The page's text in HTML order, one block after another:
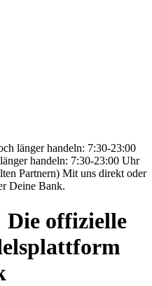
länger handeln: 7:30-23:00
handeln: 7:30-23:00 Uhr
Partnern) Mit uns direkt oder
Deine Bank.
Die offizielle